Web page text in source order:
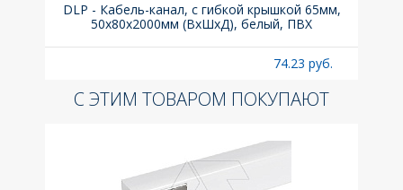
DLP - Кабель-канал, с гибкой крышкой 65мм,
50x80х2000мм (ВхШхД), белый, ПВХ
74.23 руб.
С ЭТИМ ТОВАРОМ ПОКУПАЮТ